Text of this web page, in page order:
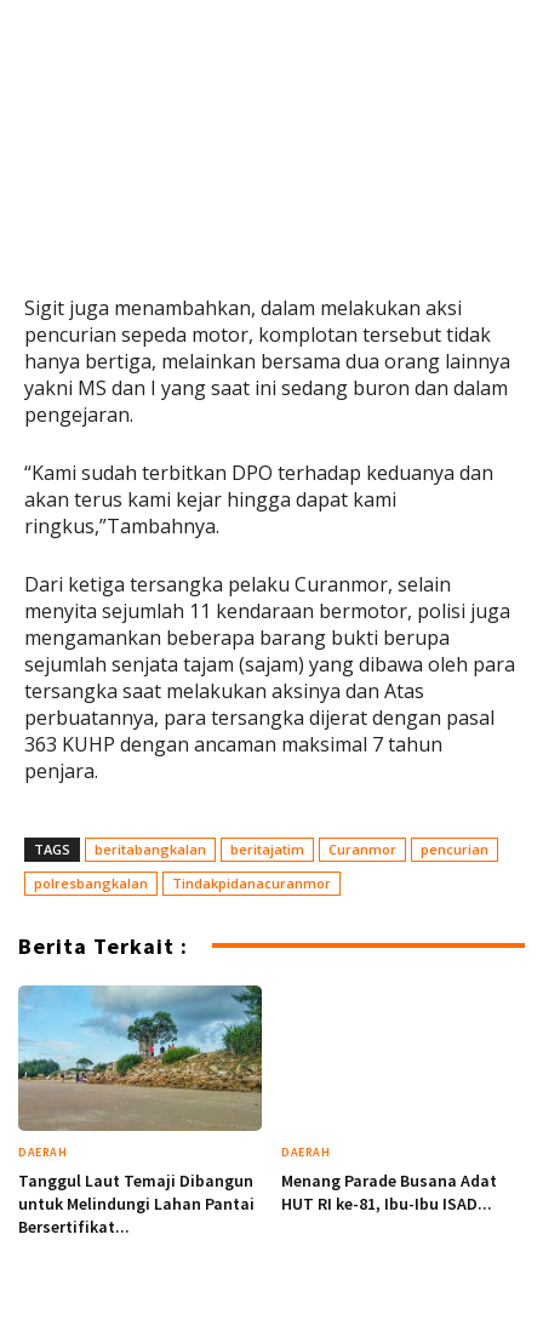
Sigit juga menambahkan, dalam melakukan aksi
pencurian sepeda motor, komplotan tersebut tidak
hanya bertiga, melainkan bersama dua orang lainnya
yakni MS dan I yang saat ini sedang buron dan dalam
pengejaran.
“Kami sudah terbitkan DPO terhadap keduanya dan
akan terus kami kejar hingga dapat kami
ringkus,”Tambahnya.
Dari ketiga tersangka pelaku Curanmor, selain
menyita sejumlah 11 kendaraan bermotor, polisi juga
mengamankan beberapa barang bukti berupa
sejumlah senjata tajam (sajam) yang dibawa oleh para
tersangka saat melakukan aksinya dan Atas
perbuatannya, para tersangka dijerat dengan pasal
363 KUHP dengan ancaman maksimal 7 tahun
penjara.
TAGS beritabangkalan beritajatim Curanmor
pencurian
polresbangkalan
Tindakpidanacuranmor
Berita Terkait :
DAERAH
Tanggul Laut Temaji Dibangun
untuk Melindungi Lahan Pantai
Bersertifikat...
DAERAH
Menang Parade Busana Adat
HUT RI ke-81, Ibu-Ibu ISAD...